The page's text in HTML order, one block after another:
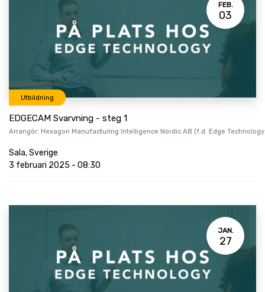
FEB.
03
Utbildning
EDGECAM Svarvning - steg 1
Arrangör: Hexagon Manufacturing Intelligence Nordic AB (f.d. Edge
Sala,Sverige
3 februari 2025 - 08:30
JAN.
27